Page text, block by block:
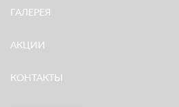
ГАЛЕРЕЯ
АКЦИИ
КОНТАКТЫ